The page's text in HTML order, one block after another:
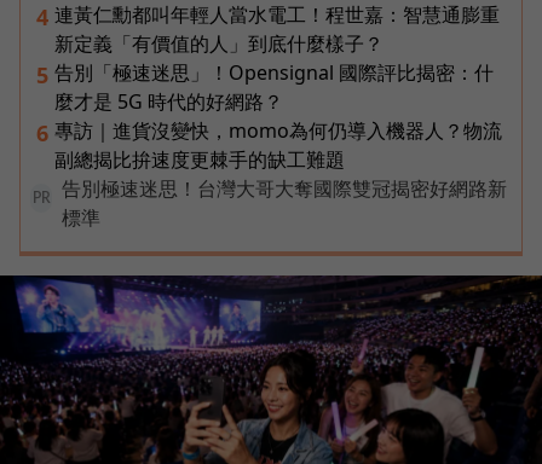
4 連黃仁勳都叫年輕人當水電工！程世嘉：智慧通膨重
新定義「有價值的人」到底什麼樣子？
5 告別「極速迷思」！Opensignal 國際評比揭密：什
麼才是 5G 時代的好網路？
6 專訪｜進貨沒變快，momo為何仍導入機器人？物流
副總揭比拚速度更棘手的缺工難題
PR
告別極速迷思！台灣大哥大奪國際雙冠揭密好網路新
標準